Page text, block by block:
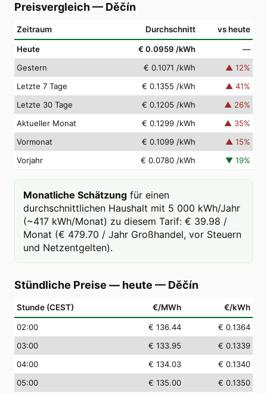
Preisvergleich— Děčín
Zeitraum Durchschnitt vs heute
Heute € 0.0959 /kWh
—
Gestern
€ 0.1071 /kWh ▲ 12%
Letzte 7 Tage
€ 0.1355 /kWh ▲ 41%
Letzte 30 Tage
€ 0.1205 /kWh ▲ 26%
Aktueller Monat
€ 0.1299 /kWh ▲ 35%
Vormonat
€ 0.1099 /kWh ▲ 15%
Vorjahr
€ 0.0780 /kWh ▼ 19%
Monatliche Schätzung für einen
durchschnittlichen Haushalt mit 5 000 kWh/Jahr
(~417 kWh/Monat) zu diesem Tarif: € 39.98 /
Monat (€ 479.70 / Jahr Großhandel, vor Steuern
und Netzentgelten).
Stündliche Preise — heute — Děčín
Stunde (CEST) €/MWh €/kWh
02:00 € 136.44
€ 0.1364
03:00 € 133.95
€ 0.1339
04:00 € 134.03
€ 0.1340
05:00 € 135.00
€ 0.1350